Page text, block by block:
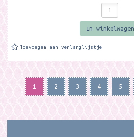
In winkelwagen
Toevoegen aan verlanglijstje
1 2 3 4 5